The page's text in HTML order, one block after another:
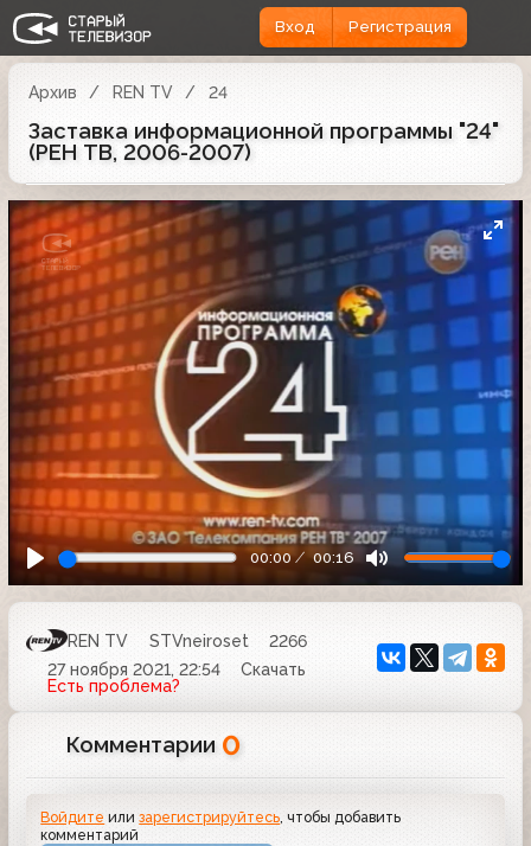
Вход Регистрация
Архив REN TV 24
Заставка информационной программы "24"
(РЕН ТВ, 2006-2007)
00:00 00:16
REN TV STVneiroset
2266
27 ноября 2021, 22:54
Скачать
Есть проблема?
Комментарии 0
Войдите илизарегистрируйтесь, чтобы добавить
комментарий